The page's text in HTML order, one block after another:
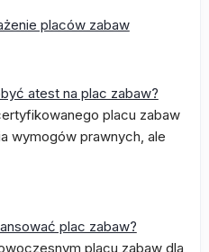
placów zabaw
atest na plac zabaw?
placu zabaw
wymogów prawnych, ale
plac zabaw?
placu zabaw dla